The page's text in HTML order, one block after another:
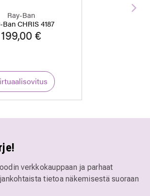
Ray-Ban
Ban CHRIS 4187
199,00 €
verkkokauppaan ja parhaat
tietoa näkemisestä suoraan